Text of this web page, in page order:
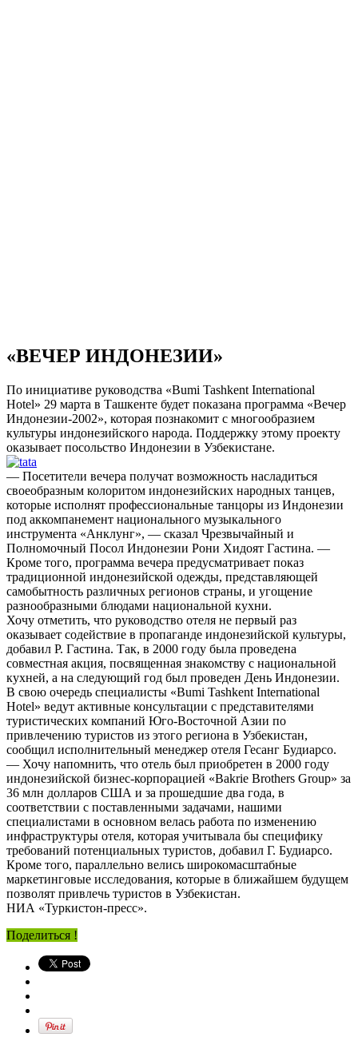
«ВЕЧЕР ИНДОНЕЗИИ»
По инициативе руководства «Bumi Tashkent International
Hotel» 29 марта в Ташкенте будет показана программа «Вечер
Индонезии-2002», которая познакомит с многообразием
культуры индонезийского народа. Поддержку этому проекту
оказывает посольство Индонезии в Узбекистане.
— Посетители вечера получат возможность насладиться
своеобразным колоритом индонезийских народных танцев,
которые исполнят профессиональные танцоры из Индонезии
под аккомпанемент национального музыкального
инструмента «Анклунг», — сказал Чрезвычайный и
Полномочный Посол Индонезии Рони Хидоят Гастина. —
Кроме того, программа вечера предусматривает показ
традиционной индонезийской одежды, представляющей
самобытность различных регионов страны, и угощение
разнообразными блюдами национальной кухни.
Хочу отметить, что руководство отеля не первый раз
оказывает содействие в пропаганде индонезийской культуры,
добавил Р. Гастина. Так, в 2000 году была проведена
совместная акция, посвященная знакомству с национальной
кухней, а на следующий год был проведен День Индонезии.
В свою очередь специалисты «Bumi Tashkent International
Hotel» ведут активные консультации с представителями
туристических компаний Юго-Восточной Азии по
привлечению туристов из этого региона в Узбекистан,
сообщил исполнительный менеджер отеля Гесанг Будиарсо.
— Хочу напомнить, что отель был приобретен в 2000 году
индонезийской бизнес-корпорацией «Bakrie Brothers Group» за
36 млн долларов США и за прошедшие два года, в
соответствии с поставленными задачами, нашими
специалистами в основном велась работа по изменению
инфраструктуры отеля, которая учитывала бы специфику
требований потенциальных туристов, добавил Г. Будиарсо.
Кроме того, параллельно велись широкомасштабные
маркетинговые исследования, которые в ближайшем будущем
позволят привлечь туристов в Узбекистан.
НИА «Туркистон-пресс».
Поделиться !